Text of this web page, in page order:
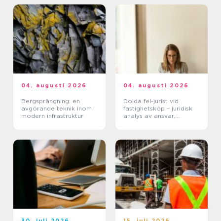
04. augusti 2026
Bergsprängning: en
avgörande teknik inom
modern infrastruktur
04. augusti 2026
Dolda fel-jurist vid
fastighetsköp – juridisk
analys av ansvar,